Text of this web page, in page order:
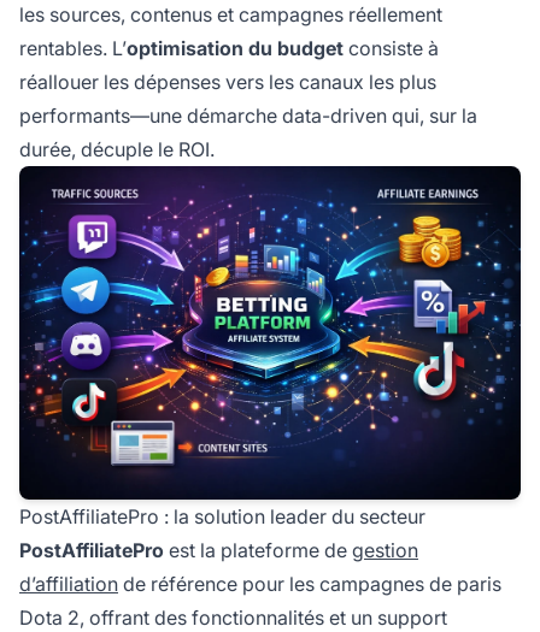
les sources, contenus et campagnes réellement
rentables. L’optimisation du budget consiste à
réallouer les dépenses vers les canaux les plus
performants—une démarche data-driven qui, sur la
durée, décuple le ROI.
PostAffiliatePro : la solution leader du secteur
PostAffiliatePro est la plateforme de gestion
d’affiliation de référence pour les campagnes de paris
Dota 2, offrant des fonctionnalités et un support